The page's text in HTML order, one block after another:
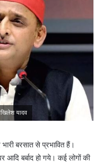
यादव
बरसात से प्रभावित हैं।
आदि बर्बाद हो गये। कई लोगों की